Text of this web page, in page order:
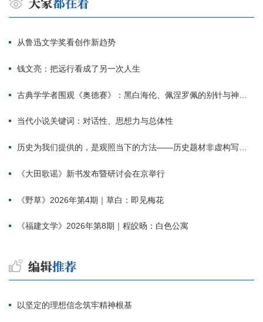
从鲁迅文学奖看创作新趋势
钱文亮：把远行看成了另一次人生
古典学学者围观《奥德赛》：黑白海伦、佩涅罗佩的别针与神秘入侵者
当代小说关键词：对话性、思想力与总体性
历史为我们提供的，是观照当下的方法——历史题材非虚构写作多人谈
《大田歌谣》新书发布暨研讨会在京举行
《野草》2026年第4期｜草白：即见梅花
《福建文学》2026年第8期｜程皎旸：白色公寓
以坚定的理想信念筑牢精神根基